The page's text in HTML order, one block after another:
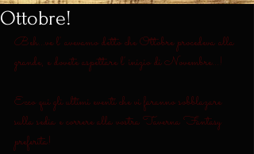
Ottobre!
Beh...ve l' avevamo detto che Ottobre procedeva alla
grande, e dovete aspettare l' inizio di Novembre...!
Ecco qui gli ultimi eventi che vi faranno sobblazare
sulla sedia e correre alla vostra Taverna Fantasy
preferita!